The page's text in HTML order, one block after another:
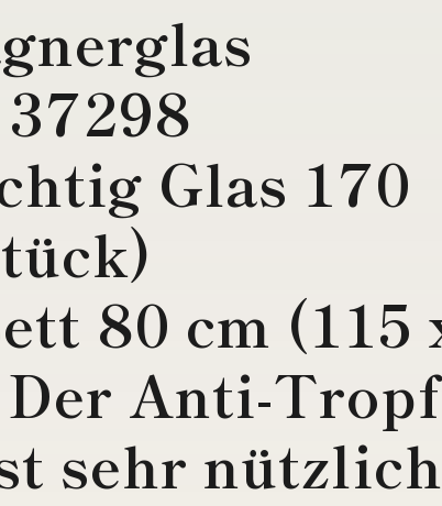
Glas 170
80 cm (115
Der Anti-
sehr nützlich